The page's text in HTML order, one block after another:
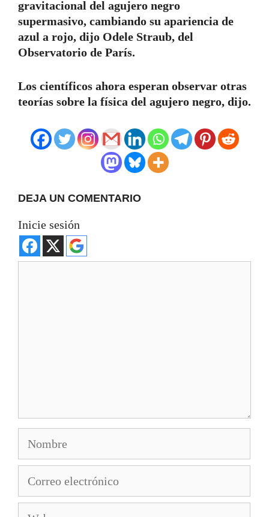
gravitacional del agujero negro
supermasivo, cambiando su apariencia de
azul a rojo, dijo Odele Straub, del
Observatorio de París.
Los científicos ahora esperan observar otras
teorías sobre la física del agujero negro, dijo.
DEJA UN COMENTARIO
Inicie sesión
electrónico